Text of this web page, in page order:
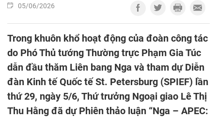
05/06/2026
Trong khuôn khổ hoạt động của đoàn công tác
do Phó Thủ tướng Thường trực Phạm Gia Túc
dẫn đầu thăm Liên bang Nga và tham dự Diễn
đàn Kinh tế Quốc tế St. Petersburg (SPIEF) lần
thứ 29, ngày 5/6, Thứ trưởng Ngoại giao Lê Thị
Thu Hằng đã dự Phiên thảo luận “Nga – APEC: